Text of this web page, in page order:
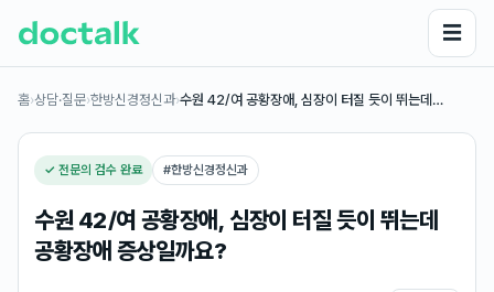
☰
홈›상담·질문›한방신경정신과›수원 42/여 공황장애, 심장이 터질 듯이 뛰는데…
✓ 전문의 검수 완료 #한방신경정신과
수원 42/여 공황장애, 심장이 터질 듯이 뛰는데
공황장애 증상일까요?